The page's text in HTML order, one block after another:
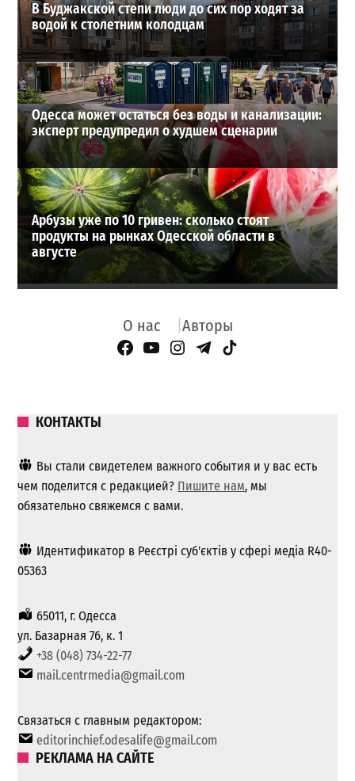
В Буджакской степи люди до сих пор ходят за
водой к столетним колодцам
Одесса может остаться без воды и канализации:
эксперт предупредил о худшем сценарии
Арбузы уже по 10 гривен: сколько стоят
продукты на рынках Одесской области в
августе
О нас Авторы
Facebook Page
YouTube
Instagram
Telegram
TikTok
КОНТАКТЫ
Вы стали свидетелем важного события и у вас есть
чем поделится с редакцией? Пишите нам, мы
обязательно свяжемся с вами.
Идентификатор в Реєстрі суб'єктів у сфері медіа R40-
05363
65011, г. Одесса
ул. Базарная 76, к. 1
+38 (048) 734-22-77
mail.centrmedia@gmail.com
Связаться с главным редактором:
editorinchief.odesalife@gmail.com
РЕКЛАМА НА САЙТЕ